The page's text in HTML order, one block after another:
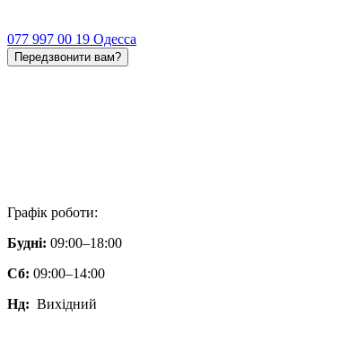
077 997 00 19 Одесса
Передзвонити вам?
Графік роботи:
Будні: 09:00–18:00
Сб: 09:00–14:00
Нд: Вихідний